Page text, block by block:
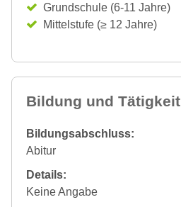
Grundschule (6-11 Jahre)
Mittelstufe (≥ 12 Jahre)
Bildung und Tätigkeit
Bildungsabschluss:
Abitur
Details:
Keine Angabe